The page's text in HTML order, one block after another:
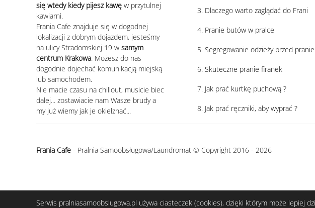
się wtedy kiedy pijesz kawę w przytulnej
kawiarni.
Frania Cafe znajduje się w dogodnej
lokalizacji z dobrym dojazdem, jesteśmy
na ulicy Stradomskiej 19 w samym
centrum Krakowa. Możesz do nas
dogodnie dojechać komunikacją miejską
lub samochodem.
Nie macie czasu na chillout, musicie biec
dalej... zostawiacie nam Wasze brudy a
my już wiemy jak je okiełznać...
Dlaczego warto zaglądać do Frani
Pranie butów w pralce
Segregowanie odzieży przed
Skuteczne pranie firanek
Jak prać kurtkę puchową ?
Jak prać ręczniki, aby wyprać ?
Frania Cafe - Pralnia Samoobsługowa/Laundromat © Copyright 2016 - 2026
Serwis pralniasamoobslugowa.pl używa ciasteczek (cookies), dzięki którym może lepiej